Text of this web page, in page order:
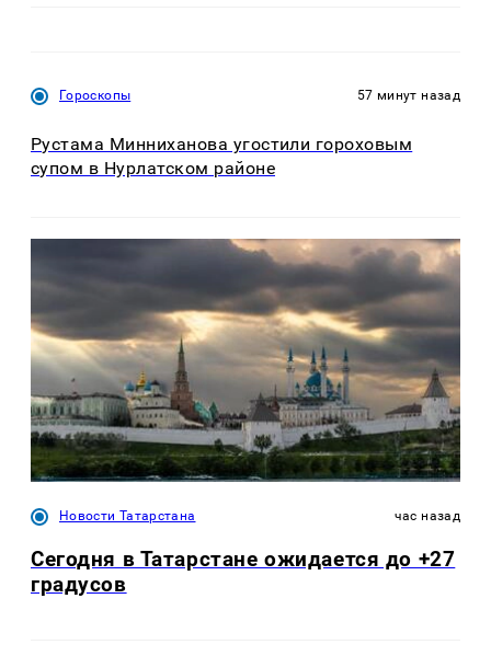
Гороскопы 57 минут назад
Рустама Минниханова угостили гороховым
супом в Нурлатском районе
Новости Татарстана час назад
Сегодня в Татарстане ожидается до +27
градусов